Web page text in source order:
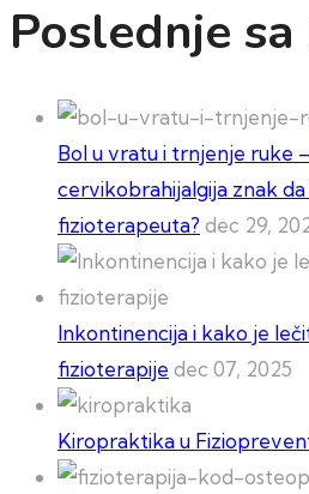
Poslednje
Bol u vratu i trnjenje ruke
cervikobrahijalgija znak
fizioterapeuta? dec 29,
Inkontinencija i kako je
fizioterapije dec 07, 2025
Kiropraktika u